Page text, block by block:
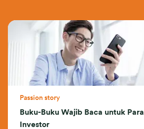
Passion story
Buku-Buku Wajib Baca untuk Para
Investor